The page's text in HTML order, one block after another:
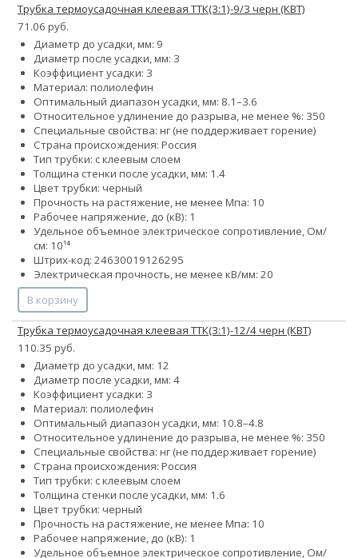
Трубка термоусадочная клеевая ТТК(3:1)-9/3 черн (КВТ)
71.06 руб.
Диаметр до усадки, мм: 9
Диаметр после усадки, мм: 3
Коэффициент усадки: 3
Материал: полиолефин
Оптимальный диапазон усадки, мм: 8.1–3.6
Относительное удлинение до разрыва, не менее %: 350
Специальные свойства: нг (не поддерживает горение)
Страна происхождения: Россия
Тип трубки: с клеевым слоем
Толщина стенки после усадки, мм: 1.4
Цвет трубки: черный
Прочность на растяжение, не менее Мпа: 10
Рабочее напряжение, до (кВ): 1
Удельное объемное электрическое сопротивление, Ом/
см: 10¹⁴
Штрих-код: 24630019126295
Электрическая прочность, не менее кВ/мм: 20
В корзину
Трубка термоусадочная клеевая ТТК(3:1)-12/4 черн (КВТ)
110.35 руб.
Диаметр до усадки, мм: 12
Диаметр после усадки, мм: 4
Коэффициент усадки: 3
Материал: полиолефин
Оптимальный диапазон усадки, мм: 10.8–4.8
Относительное удлинение до разрыва, не менее %: 350
Специальные свойства: нг (не поддерживает горение)
Страна происхождения: Россия
Тип трубки: с клеевым слоем
Толщина стенки после усадки, мм: 1.6
Цвет трубки: черный
Прочность на растяжение, не менее Мпа: 10
Рабочее напряжение, до (кВ): 1
Удельное объемное электрическое сопротивление, Ом/